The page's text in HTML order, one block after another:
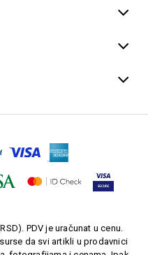
PDV je uračunat u cenu.
da svi artikli u prodavnici